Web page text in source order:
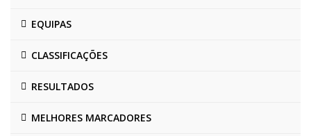
EQUIPAS
CLASSIFICAÇÕES
RESULTADOS
MELHORES MARCADORES